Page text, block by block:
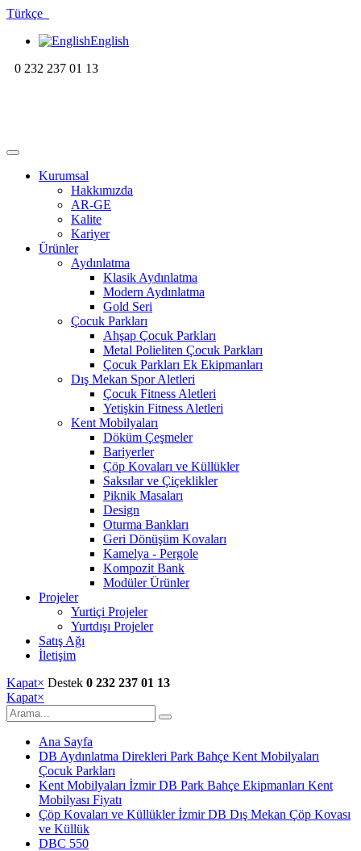
Türkçe
English
0 232 237 01 13
Kurumsal
Hakkımızda
AR-GE
Kalite
Kariyer
Ürünler
Aydınlatma
Klasik Aydınlatma
Modern Aydınlatma
Gold Seri
Çocuk Parkları
Ahşap Çocuk Parkları
Metal Polieliten Çocuk Parkları
Çocuk Parkları Ek Ekipmanları
Dış Mekan Spor Aletleri
Çocuk Fitness Aletleri
Yetişkin Fitness Aletleri
Kent Mobilyaları
Döküm Çeşmeler
Bariyerler
Çöp Kovaları ve Küllükler
Saksılar ve Çiçeklikler
Piknik Masaları
Design
Oturma Bankları
Geri Dönüşüm Kovaları
Kamelya - Pergole
Kompozit Bank
Modüler Ürünler
Projeler
Yurtiçi Projeler
Yurtdışı Projeler
Satış Ağı
İletişim
Kapat× Destek 0 232 237 01 13
Kapat×
Ana Sayfa
DB Aydınlatma Direkleri Park Bahçe Kent Mobilyaları
Çocuk Parkları
Kent Mobilyaları İzmir DB Park Bahçe Ekipmanları Kent
Mobilyası Fiyatı
Çöp Kovaları ve Küllükler İzmir DB Dış Mekan Çöp Kovası
ve Küllük
DBC 550